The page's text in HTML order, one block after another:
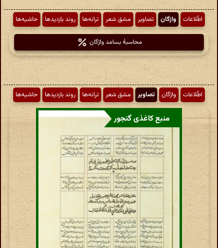
اطّلاعات واژگان تصاویر مشق شعر ترانه‌ها روند بازدیدها حاشیه‌ها
محاسبهٔ بسامد واژگان
اطّلاعات واژگان تصاویر مشق شعر ترانه‌ها روند بازدیدها حاشیه‌ها
منبع کاغذی گنجور